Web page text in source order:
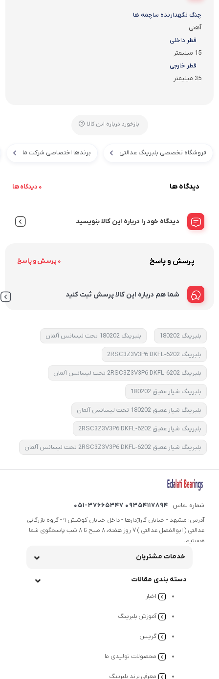
چنگ نگهدارنده ساچمه ها
آهنی
قطر داخلی
15 میلیمتر
قطر خارجی
35 میلیمتر
بازخورد درباره این کالا
فروشگاه تخصصی بلبرینگ عدالتی برندها اختصاصی شرکت ما
دیدگاه ها 0 دیدگاه ها
دیدگاه خود را درباره این کالا بنویسید
پرسش و پاسخ 0 پرسش و پاسخ
شما هم درباره این کالا پرسش ثبت کنید
بلبرینگ 180202 بلبرینگ 180202 تحت لیسانس آلمان
بلبرینگ 6202-2RSC3Z3V3P6 DKFL
بلبرینگ 6202-2RSC3Z3V3P6 DKFL تحت لیسانس آلمان
بلبرینگ شیار عمیق 180202
بلبرینگ شیار عمیق 180202 تحت لیسانس آلمان
بلبرینگ شیار عمیق 6202-2RSC3Z3V3P6 DKFL
بلبرینگ شیار عمیق 6202-2RSC3Z3V3P6 DKFL تحت لیسانس آلمان
شماره تماس
09354117894 051-37665347
آدرس: مشهد - خیابان گاراژدارها - داخل خیابان کوشش 9 - گروه بازرگانی
عدالتی ( ابوالفضل عدالتی ) 7 روز هفته، 8 صبح تا 8 شب پاسخگوی شما
هستیم.
خدمات مشتریان
دسته بندی مقالات
اخبار
آموزش بلبرینگ
گریس
محصولات تولیدی ما
معرفی برند بلبرینگ